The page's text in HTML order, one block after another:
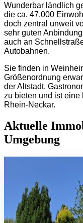
Wunderbar ländlich
die ca. 47.000
doch zentral unweit
sehr guten
auch an
Autobahnen.
Sie finden in
Größenordnung
der Altstadt.
zu bieten und ist
Rhein-Neckar.
Aktuelle
Umgebung